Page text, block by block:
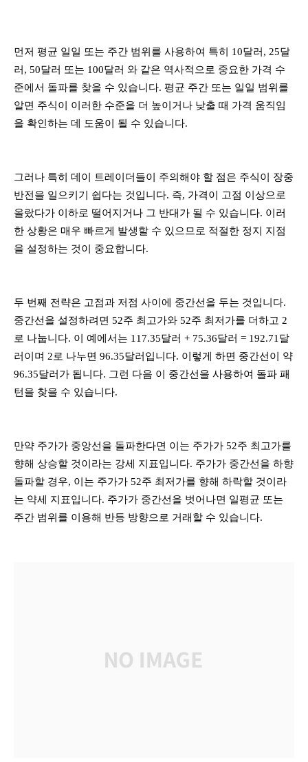
먼저 평균 일일 또는 주간 범위를 사용하여 특히 10달러, 25달
러, 50달러 또는 100달러 와 같은 역사적으로 중요한 가격 수
준에서 돌파를 찾을 수 있습니다. 평균 주간 또는 일일 범위를
알면 주식이 이러한 수준을 더 높이거나 낮출 때 가격 움직임
을 확인하는 데 도움이 될 수 있습니다.
그러나 특히 데이 트레이더들이 주의해야 할 점은 주식이 장중
반전을 일으키기 쉽다는 것입니다. 즉, 가격이 고점 이상으로
올랐다가 이하로 떨어지거나 그 반대가 될 수 있습니다. 이러
한 상황은 매우 빠르게 발생할 수 있으므로 적절한 정지 지점
을 설정하는 것이 중요합니다.
두 번째 전략은 고점과 저점 사이에 중간선을 두는 것입니다.
중간선을 설정하려면 52주 최고가와 52주 최저가를 더하고 2
로 나눕니다. 이 예에서는 117.35달러 + 75.36달러 = 192.71달
러이며 2로 나누면 96.35달러입니다. 이렇게 하면 중간선이 약
96.35달러가 됩니다. 그런 다음 이 중간선을 사용하여 돌파 패
턴을 찾을 수 있습니다.
만약 주가가 중앙선을 돌파한다면 이는 주가가 52주 최고가를
향해 상승할 것이라는 강세 지표입니다. 주가가 중간선을 하향
돌파할 경우, 이는 주가가 52주 최저가를 향해 하락할 것이라
는 약세 지표입니다. 주가가 중간선을 벗어나면 일평균 또는
주간 범위를 이용해 반등 방향으로 거래할 수 있습니다.